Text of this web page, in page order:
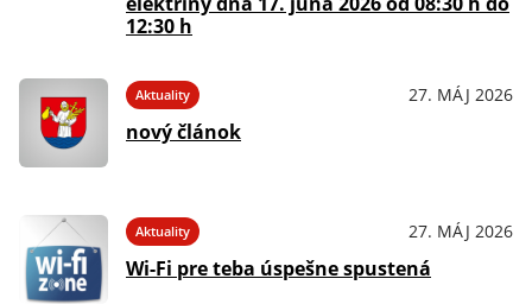
12:30 h
Aktuality 27. MÁJ 2026
nový článok
Aktuality 27. MÁJ 2026
Wi-Fi pre teba úspešne spustená